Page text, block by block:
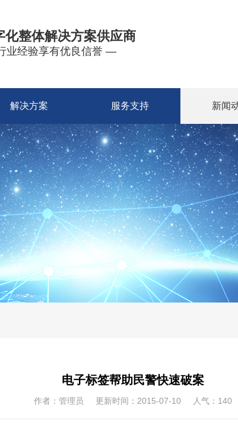
化整体解决方案供应商
业经验享有优良信誉 —
解决方案 服务支持 新闻
电子标签帮助民警快速破案
作者：管理员 更新时间：2015-07-10 人气： 140